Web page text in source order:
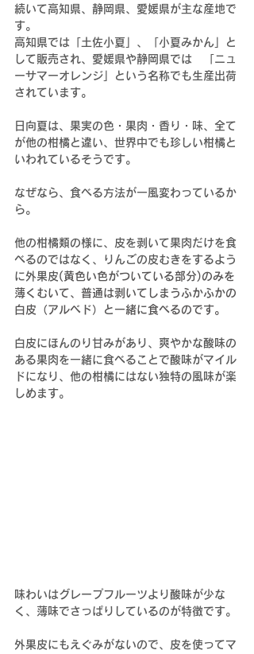
続いて高知県、静岡県、愛媛県が主な産地で
す。
高知県では「土佐小夏」、「小夏みかん」と
して販売され、愛媛県や静岡県では　「ニュ
ーサマーオレンジ」という名称でも生産出荷
されています。
日向夏は、果実の色・果肉・香り・味、全て
が他の柑橘と違い、世界中でも珍しい柑橘と
いわれているそうです。
なぜなら、食べる方法が一風変わっているか
ら。
他の柑橘類の様に、皮を剥いて果肉だけを食
べるのではなく、りんごの皮むきをするよう
に外果皮(黄色い色がついている部分)のみを
薄くむいて、普通は剥いてしまうふかふかの
白皮（アルベド）と一緒に食べるのです。
白皮にほんのり甘みがあり、爽やかな酸味の
ある果肉を一緒に食べることで酸味がマイル
ドになり、他の柑橘にはない独特の風味が楽
しめます。
味わいはグレープフルーツより酸味が少な
く、薄味でさっぱりしているのが特徴です。
外果皮にもえぐみがないので、皮を使ってマ